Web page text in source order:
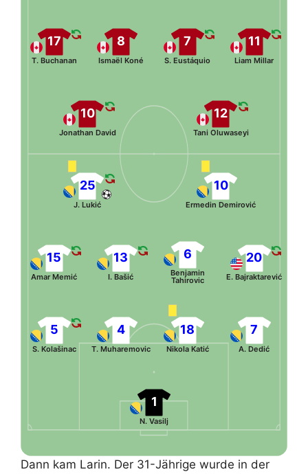
11
Liam Millar
7
S. Eustáquio
8
Ismaël Koné
17
T. Buchanan
12
Tani Oluwaseyi
10
Jonathan David
1
N. Vasilj
5
S. Kolašinac
4
T. Muharemovic
18
Nikola Katić
7
A. Dedić
15
Amar Memić
13
I. Bašić
6
Benjamin
Tahirovic
20
E. Bajraktarević
25
J. Lukić
10
Ermedin Demirović
Dann kam Larin. Der 31-Jährige wurde in der